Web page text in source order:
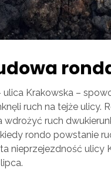
Krakowska –
ruch na tejże
wdrożyć ruch
rondo powstanie
nieprzejezdność ulicy